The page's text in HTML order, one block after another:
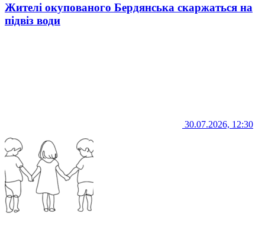
Жителі окупованого Бердянська скаржаться на
підвіз води
30.07.2026, 12:30